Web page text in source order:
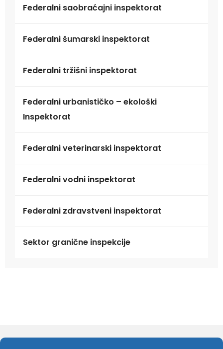
Federalni saobraćajni inspektorat
Federalni šumarski inspektorat
Federalni tržišni inspektorat
Federalni urbanističko – ekološki
Inspektorat
Federalni veterinarski inspektorat
Federalni vodni inspektorat
Federalni zdravstveni inspektorat
Sektor granične inspekcije